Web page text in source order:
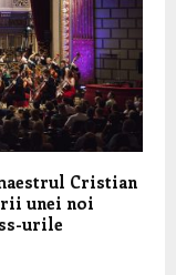
Cristian
unei noi
urile